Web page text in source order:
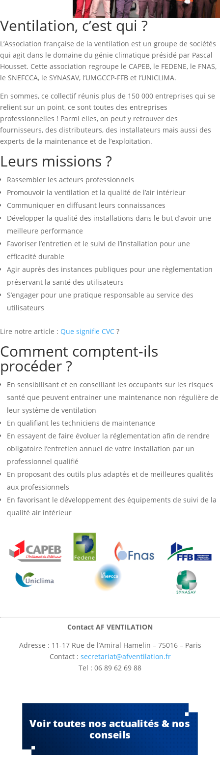
Ventilation, c’est qui ?
L’Association française de la ventilation est un groupe de sociétés
qui agit dans le domaine du génie climatique présidé par Pascal
Housset. Cette association regroupe le CAPEB, le FEDENE, le FNAS,
le SNEFCCA, le SYNASAV, l’UMGCCP-FFB et l’UNICLIMA.
En sommes, ce collectif réunis plus de 150 000 entreprises qui se
relient sur un point, ce sont toutes des entreprises
professionnelles ! Parmi elles, on peut y retrouver des
fournisseurs, des distributeurs, des installateurs mais aussi des
experts de la maintenance et de l’exploitation.
Leurs missions ?
Rassembler les acteurs professionnels
Promouvoir la ventilation et la qualité de l’air intérieur
Communiquer en diffusant leurs connaissances
Développer la qualité des installations dans le but d’avoir une
meilleure performance
Favoriser l’entretien et le suivi de l’installation pour une
efficacité durable
Agir auprès des instances publiques pour une règlementation
préservant la santé des utilisateurs
S’engager pour une pratique responsable au service des
utilisateurs
Lire notre article : Que signifie CVC ?
Comment comptent-ils
procéder ?
En sensibilisant et en conseillant les occupants sur les risques
santé que peuvent entrainer une maintenance non régulière de
leur système de ventilation
En qualifiant les techniciens de maintenance
En essayent de faire évoluer la réglementation afin de rendre
obligatoire l’entretien annuel de votre installation par un
professionnel qualifié
En proposant des outils plus adaptés et de meilleures qualités
aux professionnels
En favorisant le développement des équipements de suivi de la
qualité air intérieur
Contact AF VENTILATION
Adresse : 11-17 Rue de l’Amiral Hamelin – 75016 – Paris
Contact : secretariat@afventilation.fr
Tel : 06 89 62 69 88
Voir toutes nos actualités & nos
conseils